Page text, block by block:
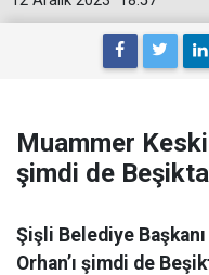
Muammer
şimdi de
Şişli Belediye
Orhan’ı şimdi de